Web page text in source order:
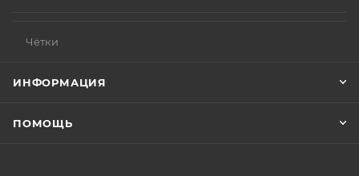
Чётки
ИНФОРМАЦИЯ
ПОМОЩЬ